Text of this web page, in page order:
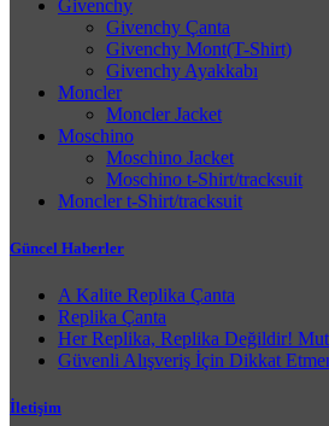
Givenchy
Givenchy Çanta
Givenchy Mont(T-Shirt)
Givenchy Ayakkabı
Moncler
Moncler Jacket
Moschino
Moschino Jacket
Moschino t-Shirt/tracksuit
Moncler t-Shirt/tracksuit
Güncel Haberler
A Kalite Replika Çanta
Replika Çanta
Her Replika, Replika Değildir!
Güvenli Alışveriş İçin Dikkat
İletişim